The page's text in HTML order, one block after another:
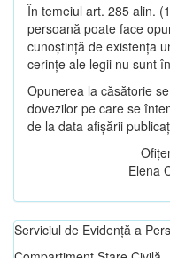
În temeiul art. 285 alin.
persoană poate face
cunoștință de existența
cerințe ale legii nu sunt
Opunerea la căsătorie
dovezilor pe care se
de la data afișării
Elena
Serviciul de Evidență a